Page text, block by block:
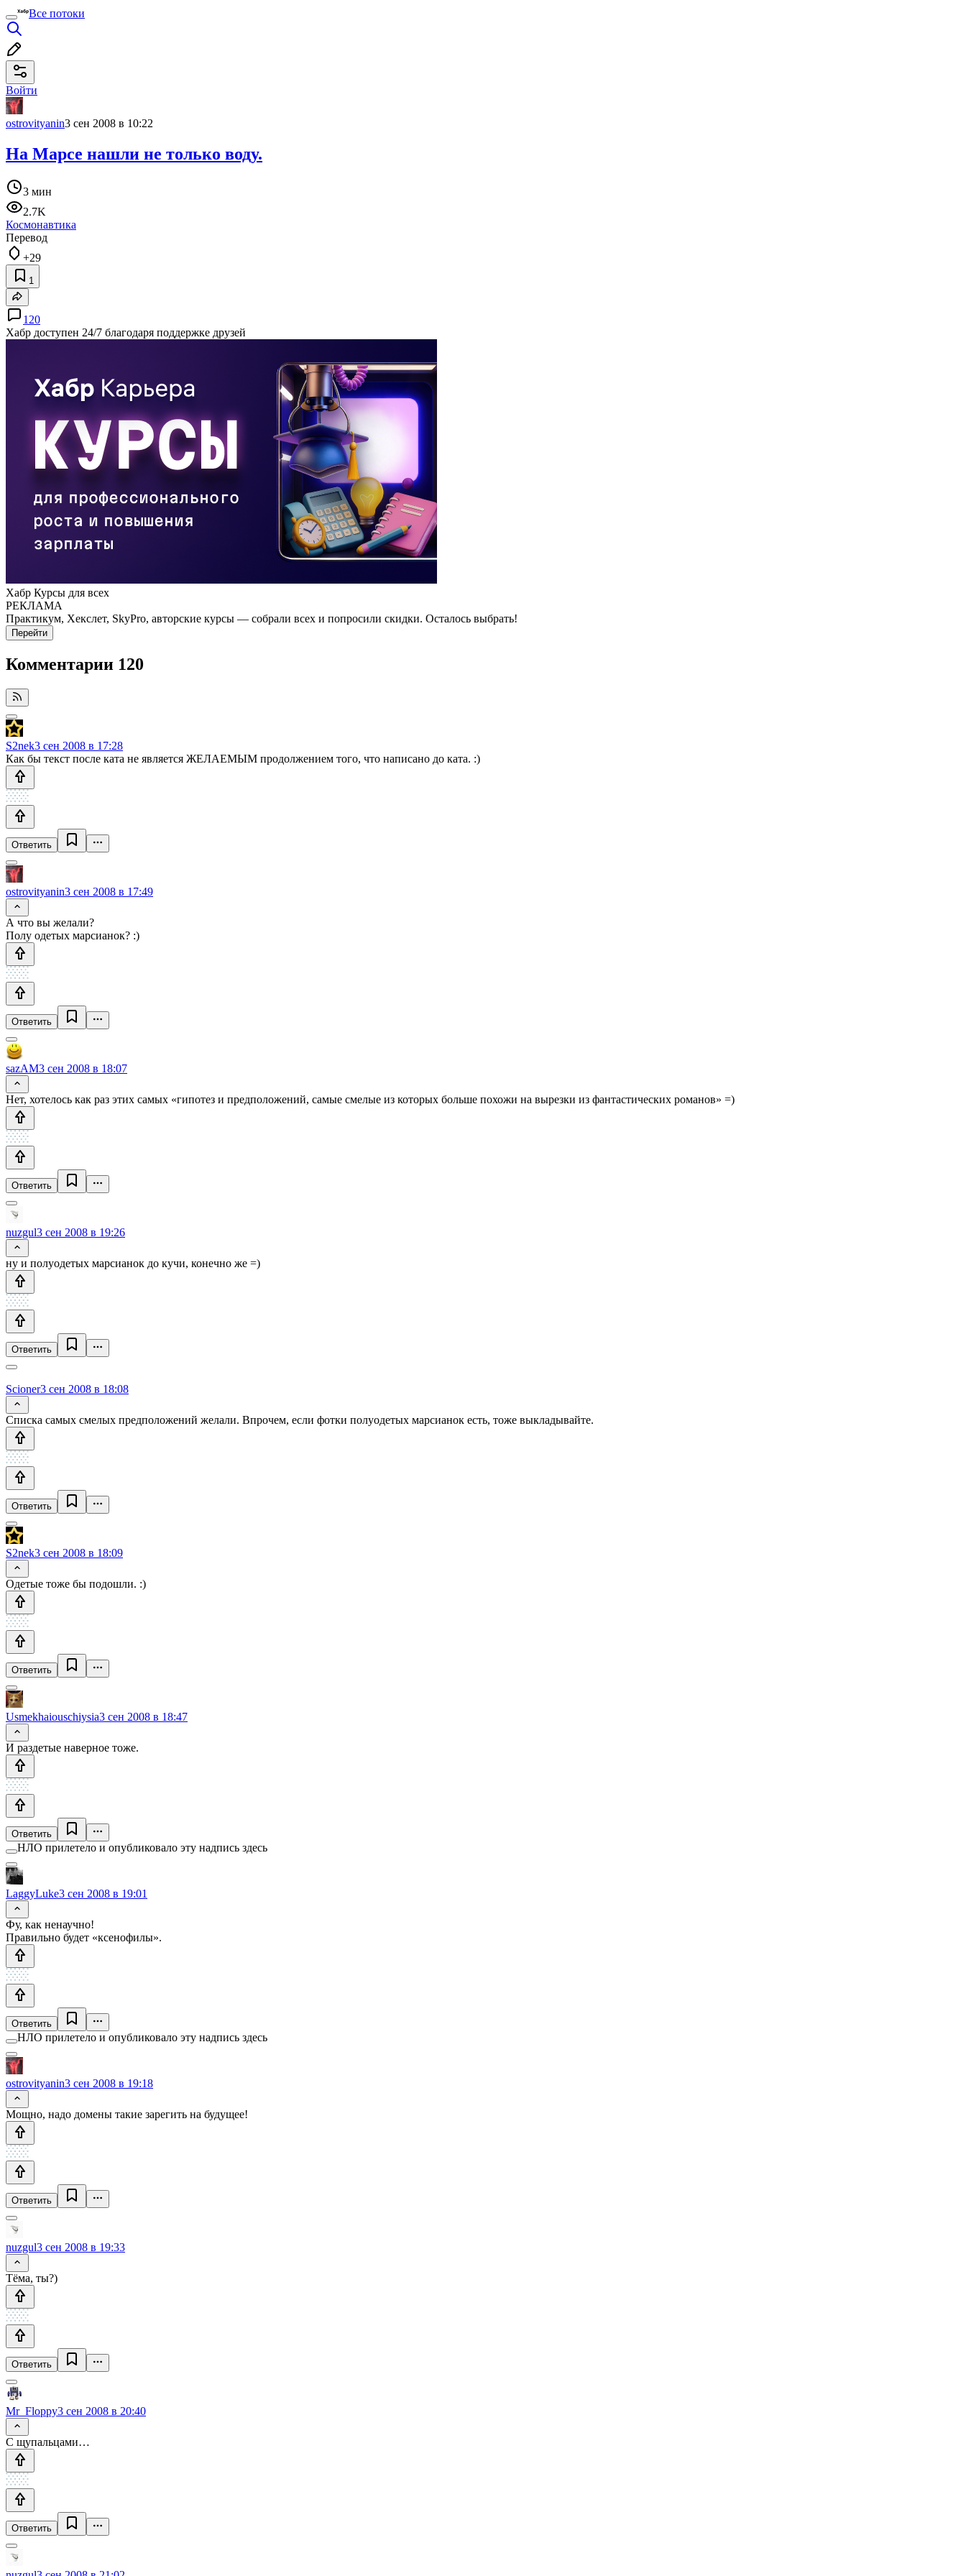
Все потоки
Войти
ostrovityanin3 сен 2008 в 10:22
На Марсе нашли не только воду.
3 мин
2.7K
Космонавтика
Перевод
+29
1
120
Хабр доступен 24/7 благодаря поддержке друзей
Хабр Курсы для всех
РЕКЛАМА
Практикум, Хекслет, SkyPro, авторские курсы — собрали всех и попросили скидки. Осталось выбрать!
Перейти
Комментарии 120
S2nek3 сен 2008 в 17:28
Как бы текст после ката не является ЖЕЛАЕМЫМ продолжением того, что написано до ката. :)
Ответить
ostrovityanin3 сен 2008 в 17:49
А что вы желали?
Полу одетых марсианок? :)
Ответить
sazAM3 сен 2008 в 18:07
Нет, хотелось как раз этих самых «гипотез и предположений, самые смелые из которых больше похожи на вырезки из фантастических романов» =)
Ответить
nuzgul3 сен 2008 в 19:26
ну и полуодетых марсианок до кучи, конечно же =)
Ответить
Scioner3 сен 2008 в 18:08
Списка самых смелых предположений желали. Впрочем, если фотки полуодетых марсианок есть, тоже выкладывайте.
Ответить
S2nek3 сен 2008 в 18:09
Одетые тоже бы подошли. :)
Ответить
Usmekhaiouschiysia3 сен 2008 в 18:47
И раздетые наверное тоже.
Ответить
НЛО прилетело и опубликовало эту надпись здесь
LaggyLuke3 сен 2008 в 19:01
Фу, как ненаучно!
Правильно будет «ксенофилы».
Ответить
НЛО прилетело и опубликовало эту надпись здесь
ostrovityanin3 сен 2008 в 19:18
Мощно, надо домены такие зарегить на будущее!
Ответить
nuzgul3 сен 2008 в 19:33
Тёма, ты?)
Ответить
Mr_Floppy3 сен 2008 в 20:40
С щупальцами…
Ответить